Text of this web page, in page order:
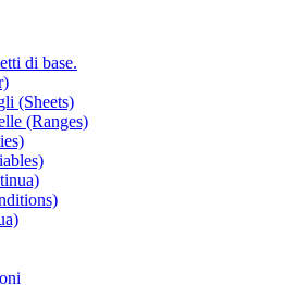
di base.
(Sheets)
(Ranges)